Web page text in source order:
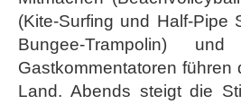
(Kite-Surfing und Half-Pipe
Bungee-Trampolin)
Gastkommentatoren
Land. Abends steigt die